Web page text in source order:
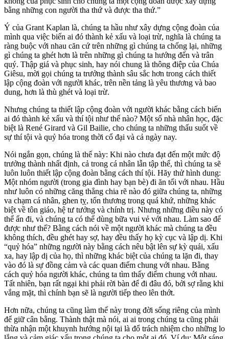
bằng những con người tha thứ và được tha thứ.”
Ý của Grant Kaplan là, chúng ta hầu như xây dựng cộng đoàn của
mình qua việc biến ai đó thành kẻ xấu và loại trừ, nghĩa là chúng ta
ràng buộc với nhau căn cứ trên những gì chúng ta chống lại, những
gì chúng ta ghét hơn là trên những gì chúng ta hướng đến và trân
quý. Thập giá và phục sinh, hay nói chung là thông điệp của Chúa
Giêsu, mời gọi chúng ta trưởng thành sâu sắc hơn trong cách thiết
lập cộng đoàn với người khác, trên nền tảng là yêu thương và bao
dung, hơn là thù ghét và loại trừ.
Nhưng chúng ta thiết lập cộng đoàn với người khác bằng cách biến
ai đó thành kẻ xấu và thí tội như thế nào? Một số nhà nhân học, đặc
biệt là René Girard và Gil Bailie, cho chúng ta những thấu suốt về
sự thí tội và quỷ hóa trong thời cổ đại và cả ngày nay.
Nói ngắn gọn, chúng là thế này: Khi nào chưa đạt đến một mức độ
trưởng thành nhất định, cả trong cá nhân lẫn tập thể, thì chúng ta sẽ
luôn luôn thiết lập cộng đoàn bằng cách thí tội. Hãy thử hình dung:
Một nhóm người (trong gia đình hay bạn bè) đi ăn tối với nhau. Hầu
như luôn có những căng thẳng chia rẽ nào đó giữa chúng ta, những
va chạm cá nhân, ghen tỵ, tổn thương trong quá khứ, những khác
biệt về tôn giáo, hệ tư tưởng và chính trị. Nhưng những điều này có
thể ẩn đi, và chúng ta có thể dùng bữa vui vẻ với nhau. Làm sao để
được như thế? Bằng cách nói về một người khác mà chúng ta đều
không thích, đều ghét hay sợ, hay đều thấy họ kỳ cục và lập dị. Khi
“quỷ hóa” những người này bằng cách nêu bật lên sự kỳ quái, xấu
xa, hay lập dị của họ, thì những khác biệt của chúng ta lặn đi, thay
vào đó là sự đồng cảm và các quan điểm chung với nhau. Bằng
cách quỷ hóa người khác, chúng ta tìm thấy điểm chung với nhau.
Tất nhiên, bạn rất ngại khi phải rời bàn để đi đâu đó, bởi sợ rằng khi
vắng mặt, thì chính bạn sẽ là người tiếp theo lên thớt.
Hơn nữa, chúng ta cũng làm thế này trong đời sống riêng của mình
để giữ cân bằng. Thành thật mà nói, ai ai trong chúng ta cũng phải
thừa nhận một khuynh hướng nội tại là đổ trách nhiệm cho những lo